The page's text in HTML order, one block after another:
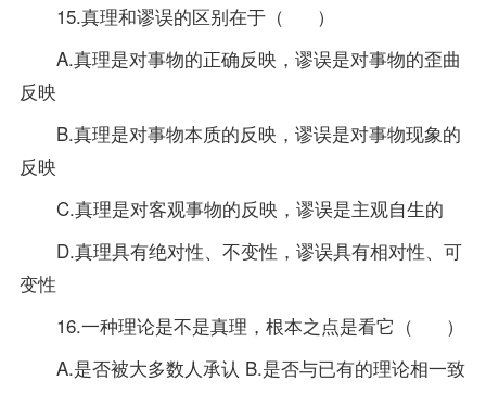
15.真理和谬误的区别在于（ ）
A.真理是对事物的正确反映，谬误是对事物的歪曲
反映
B.真理是对事物本质的反映，谬误是对事物现象的
反映
C.真理是对客观事物的反映，谬误是主观自生的
D.真理具有绝对性、不变性，谬误具有相对性、可
变性
16.一种理论是不是真理，根本之点是看它（ ）
A.是否被大多数人承认 B.是否与已有的理论相一致